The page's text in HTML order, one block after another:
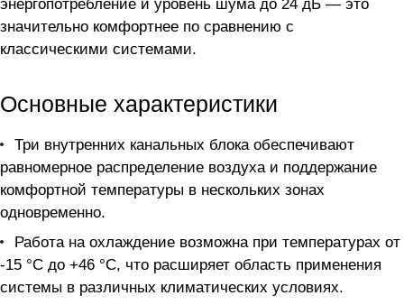
энергопотребление и уровень шума до 24 дБ — это
значительно комфортнее по сравнению с
классическими системами.
Основные характеристики
Три внутренних канальных блока обеспечивают
равномерное распределение воздуха и поддержание
комфортной температуры в нескольких зонах
одновременно.
Работа на охлаждение возможна при температурах от
-15 °C до +46 °C, что расширяет область применения
системы в различных климатических условиях.